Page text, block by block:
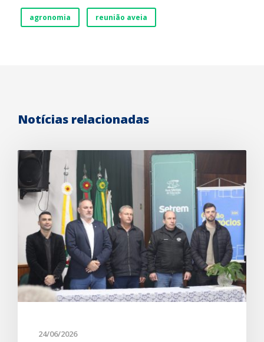
agronomia reunião aveia
Notícias relacionadas
24/06/2026